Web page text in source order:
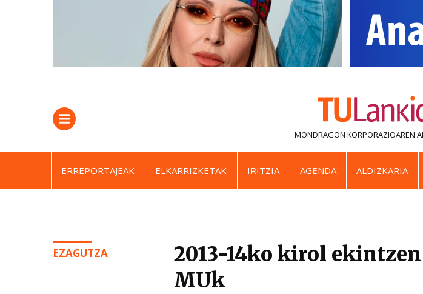
MONDRAGON KORPORAZIOAREN
ERREPORTAJEAK ELKARRIZKETAK IRITZIA AGENDA ALDIZKARIA
EZAGUTZA
2013-14ko kirol
MUk